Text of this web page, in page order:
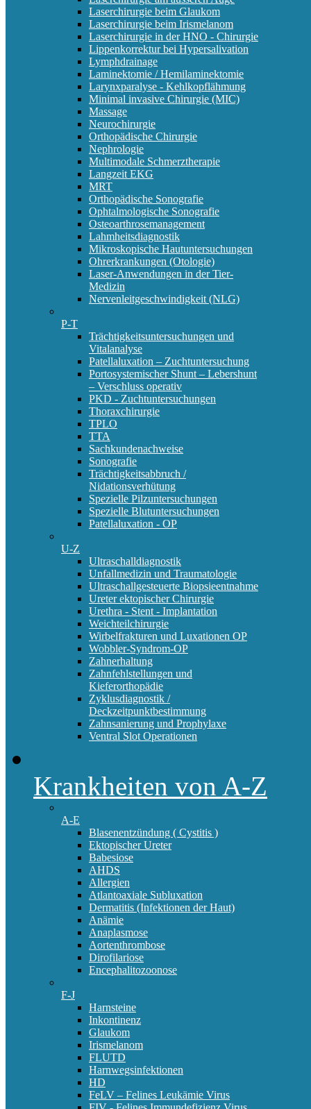
Laserchirurgie beim Glaukom
Laserchirurgie beim Irismelanom
Laserchirurgie in der HNO - Chirurgie
Lippenkorrektur bei Hypersalivation
Lymphdrainage
Laminektomie / Hemilaminektomie
Larynxparalyse - Kehlkopflähmung
Minimal invasive Chirurgie (MIC)
Massage
Neurochirurgie
Orthopädische Chirurgie
Nephrologie
Multimodale Schmerztherapie
Langzeit EKG
MRT
Orthopädische Sonografie
Ophtalmologische Sonografie
Osteoarthrosemanagement
Lahmheitsdiagnostik
Mikroskopische Hautuntersuchungen
Ohrerkrankungen (Otologie)
Laser-Anwendungen in der Tier-
Medizin
Nervenleitgeschwindigkeit (NLG)
P-T
Trächtigkeitsuntersuchungen und
Vitalanalyse
Patellaluxation – Zuchtuntersuchung
Portosystemischer Shunt – Lebershunt
– Verschluss operativ
PKD - Zuchtuntersuchungen
Thoraxchirurgie
TPLO
TTA
Sachkundenachweise
Sonografie
Trächtigkeitsabbruch /
Nidationsverhütung
Spezielle Pilzuntersuchungen
Spezielle Blutuntersuchungen
Patellaluxation - OP
U-Z
Ultraschalldiagnostik
Unfallmedizin und Traumatologie
Ultraschallgesteuerte Biopsieentnahme
Ureter ektopischer Chirurgie
Urethra - Stent - Implantation
Weichteilchirurgie
Wirbelfrakturen und Luxationen OP
Wobbler-Syndrom-OP
Zahnerhaltung
Zahnfehlstellungen und
Kieferorthopädie
Zyklusdiagnostik /
Deckzeitpunktbestimmung
Zahnsanierung und Prophylaxe
Ventral Slot Operationen
Krankheiten von A-Z
A-E
Blasenentzündung ( Cystitis )
Ektopischer Ureter
Babesiose
AHDS
Allergien
Atlantoaxiale Subluxation
Dermatitis (Infektionen der Haut)
Anämie
Anaplasmose
Aortenthrombose
Dirofilariose
Encephalitozoonose
F-J
Harnsteine
Inkontinenz
Glaukom
Irismelanom
FLUTD
Harnwegsinfektionen
HD
FeLV – Felines Leukämie Virus